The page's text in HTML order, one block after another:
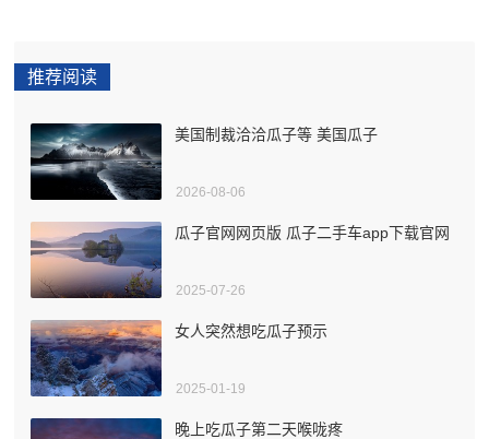
推荐阅读
美国制裁洽洽瓜子等 美国瓜子
2026-08-06
瓜子官网网页版 瓜子二手车app下载官网
2025-07-26
女人突然想吃瓜子预示
2025-01-19
晚上吃瓜子第二天喉咙疼